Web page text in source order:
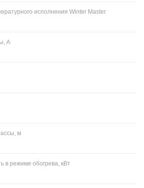
исполнения Winter Master
A
м
в режиме обогрева, кВт